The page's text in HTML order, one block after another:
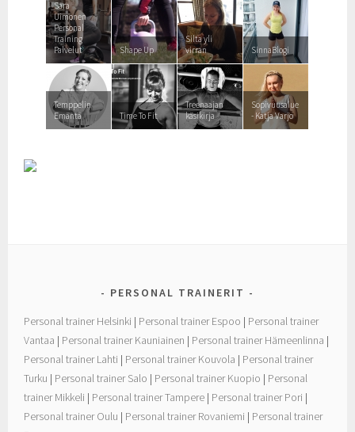
Sara
Uimonen
Personal
Training
Palvelut
Shape Up
Silta yli
virran
SinnaBlogi
Temppelin
Emäntä
Time To Fit
Treenaajan
käsikirja
Sopivuusalue
- Katja Varjo
PERSONAL TRAINERIT
Personal trainer Helsinki | Personal trainer Espoo | Personal trainer
Vantaa | Personal trainer Kauniainen | Personal trainer Hämeenlinna |
Personal trainer Lahti | Personal trainer Kouvola | Personal trainer
Turku | Personal trainer Salo | Personal trainer Kuopio | Personal
trainer Mikkeli | Personal trainer Tampere | Personal trainer Pori |
Personal trainer Oulu | Personal trainer Rovaniemi | Personal trainer